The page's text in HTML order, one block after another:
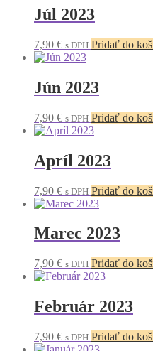
Júl 2023
7,90 € s DPH Pridať do
Jún 2023
7,90 € s DPH Pridať do
Apríl 2023
7,90 € s DPH Pridať do
Marec 2023
7,90 € s DPH Pridať do
Február 2023
7,90 € s DPH Pridať do